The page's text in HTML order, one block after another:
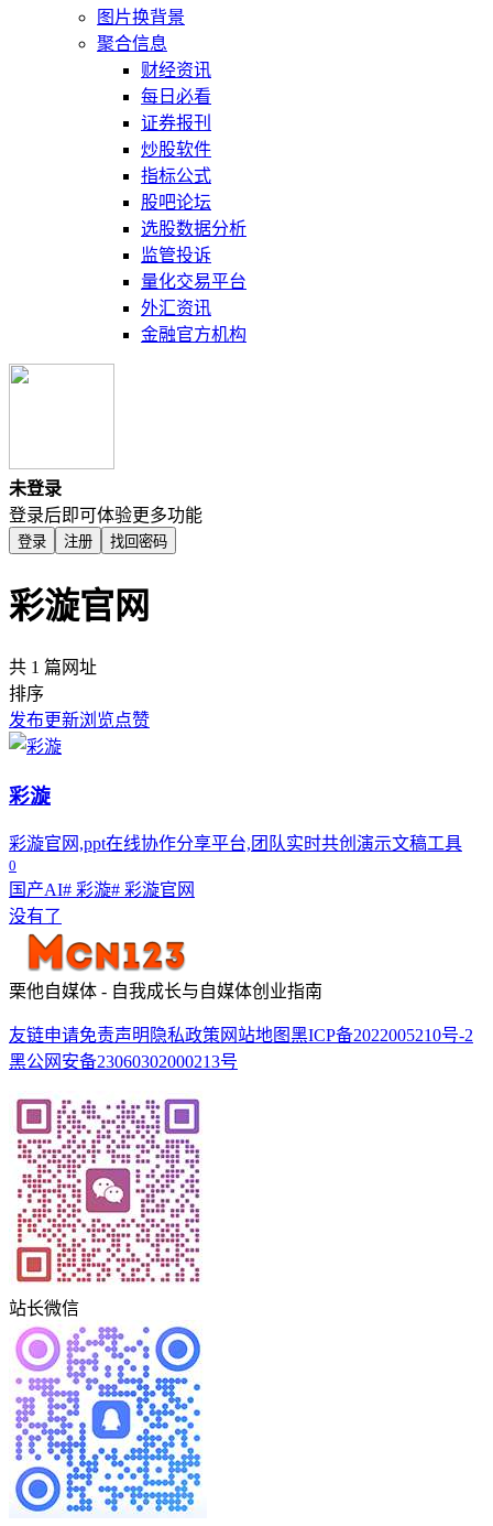
图片换背景
聚合信息
财经资讯
每日必看
证券报刊
炒股软件
指标公式
股吧论坛
选股数据分析
监管投诉
量化交易平台
外汇资讯
金融官方机构
未登录
登录后即可体验更多功能
登录 注册 找回密码
彩漩官网
共 1 篇网址
排序
发布更新浏览点赞
彩漩
彩漩官网,ppt在线协作分享平台,团队实时共创演示文稿工具
0
国产AI# 彩漩# 彩漩官网
没有了
栗他自媒体 - 自我成长与自媒体创业指南
友链申请免责声明 隐私政策 网站地图黑ICP备2022005210号-2
黑公网安备23060302000213号
站长微信